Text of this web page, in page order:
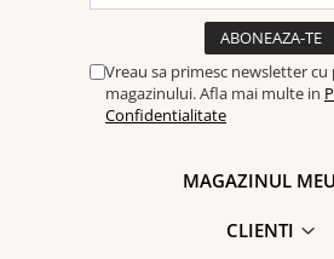
Vreau sa primesc newsletter
magazinului. Afla mai multe in
Confidentialitate
MAGAZINUL MEU
CLIENTI